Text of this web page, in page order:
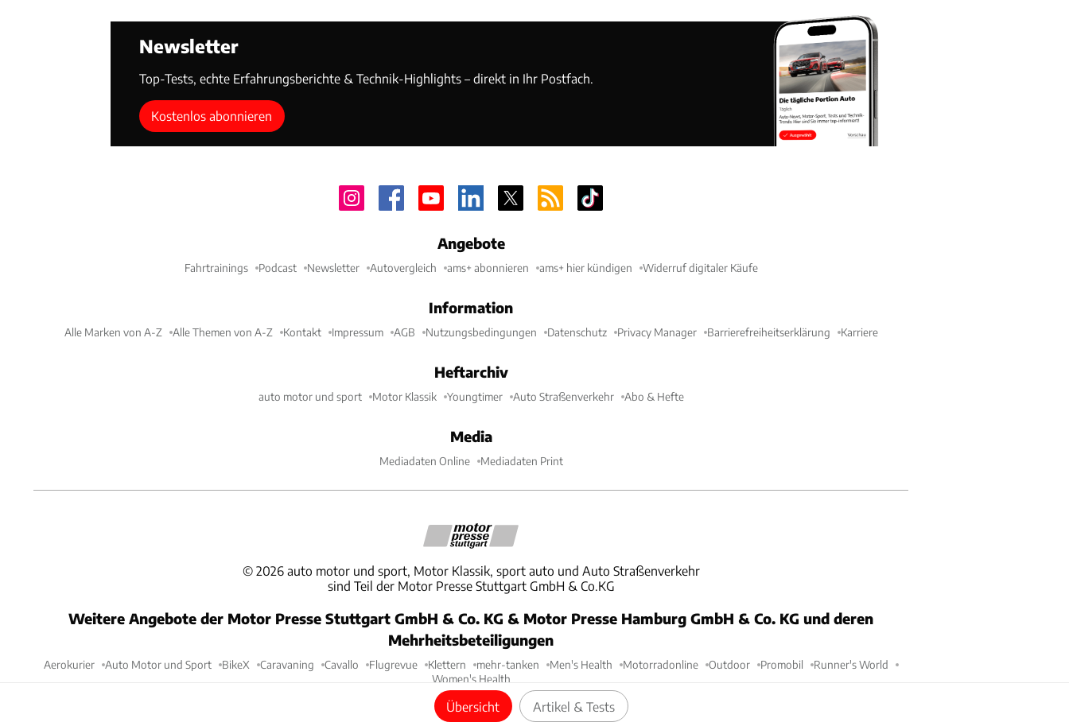
Übersicht Artikel & Tests
Newsletter
Top-Tests, echte Erfahrungsberichte & Technik-Highlights – direkt in Ihr Postfach.
Kostenlos abonnieren
Angebote
Fahrtrainings Podcast Newsletter Autovergleich ams+ abonnieren ams+ hier kündigen Widerruf digitaler Käufe
Information
Alle Marken von A-Z Alle Themen von A-Z Kontakt Impressum AGB Nutzungsbedingungen Datenschutz Privacy Manager Barrierefreiheitserklärung Karriere
Heftarchiv
auto motor und sport Motor Klassik Youngtimer Auto Straßenverkehr Abo & Hefte
Media
Mediadaten Online Mediadaten Print
© 2026 auto motor und sport, Motor Klassik, sport auto und Auto Straßenverkehr
sind Teil der Motor Presse Stuttgart GmbH & Co.KG
Weitere Angebote der Motor Presse Stuttgart GmbH & Co. KG & Motor Presse Hamburg GmbH & Co. KG und deren
Mehrheitsbeteiligungen
Aerokurier Auto Motor und Sport BikeX Caravaning Cavallo Flugrevue Klettern mehr-tanken Men's Health Motorradonline Outdoor Promobil
Runner's World
Women's Health